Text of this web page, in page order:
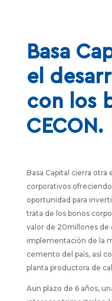
Basa
el
con los
CECON.
Basa Capital cierra
corporativos
oportunidad para
trata de los bonos
valor de 20millones de
implementación de la
cemento del país, así
planta productora de
Aun plazo de 6 años,